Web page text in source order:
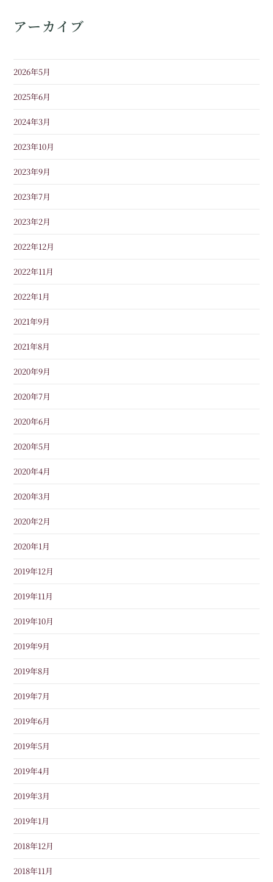
アーカイブ
2026年5月
2025年6月
2024年3月
2023年10月
2023年9月
2023年7月
2023年2月
2022年12月
2022年11月
2022年1月
2021年9月
2021年8月
2020年9月
2020年7月
2020年6月
2020年5月
2020年4月
2020年3月
2020年2月
2020年1月
2019年12月
2019年11月
2019年10月
2019年9月
2019年8月
2019年7月
2019年6月
2019年5月
2019年4月
2019年3月
2019年1月
2018年12月
2018年11月